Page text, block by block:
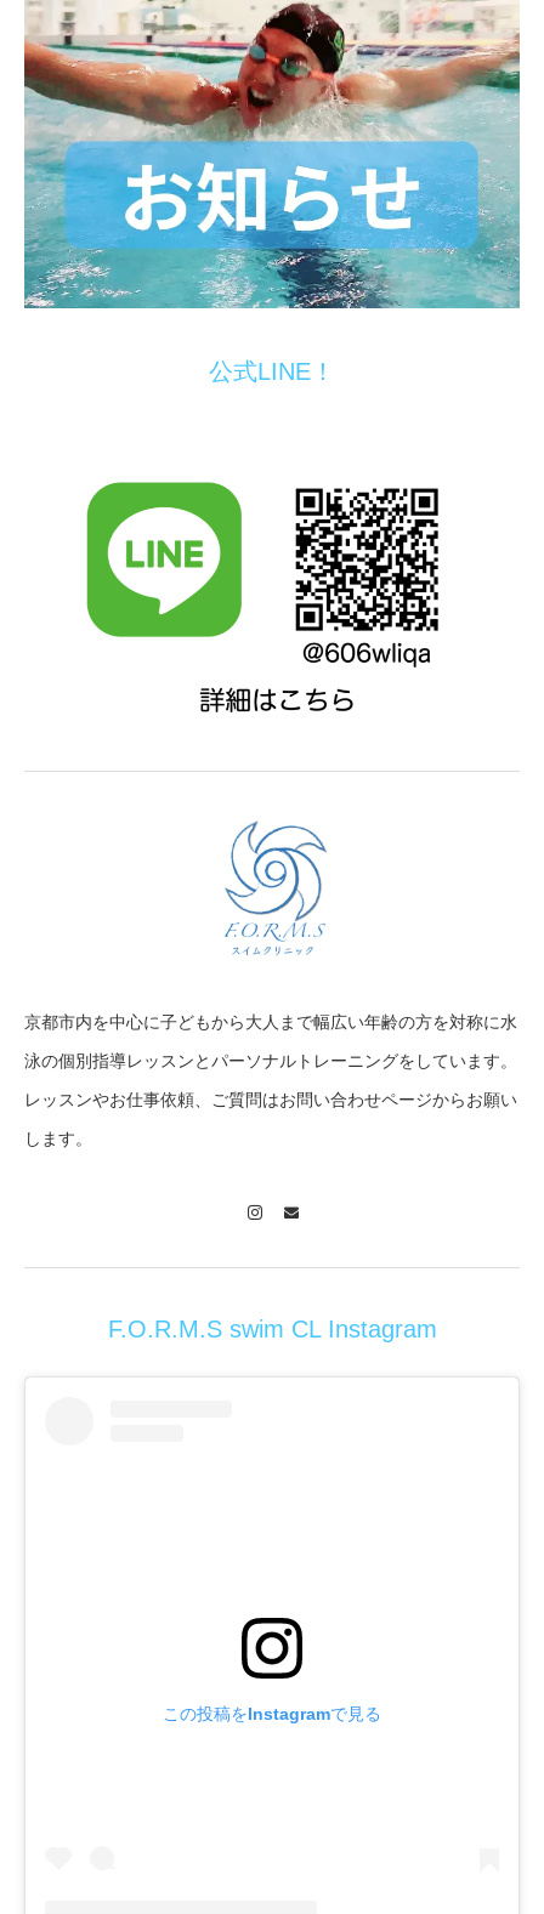
公式LINE！
京都市内を中心に子どもから大人まで幅広い年齢の方を対称に水
泳の個別指導レッスンとパーソナルトレーニングをしています。
レッスンやお仕事依頼、ご質問はお問い合わせページからお願い
します。
F.O.R.M.S swim CL Instagram
この投稿をInstagramで見る